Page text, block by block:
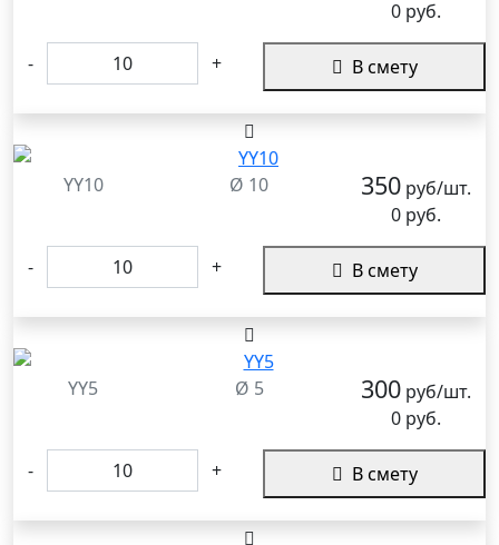
0 руб.
- + В смету
YY10 Ø 10 350руб/шт.
0 руб.
- + В смету
YY5 Ø 5 300руб/шт.
0 руб.
- + В смету